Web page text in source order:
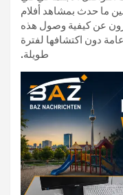
ما حدث بمشاهد أفلام
عن كيفية وصول هذه
دون اكتشافها لفترة
طويلة.